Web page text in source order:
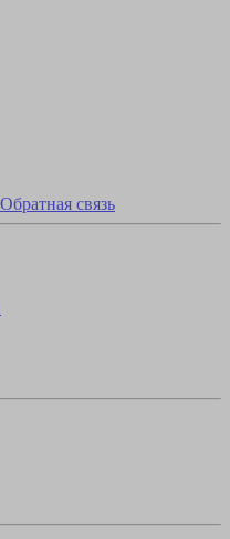
Обратная связь